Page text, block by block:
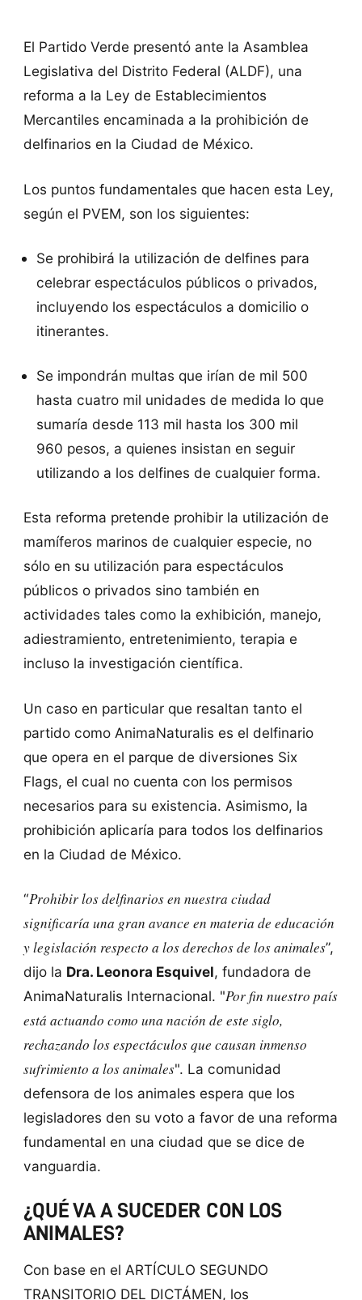
El Partido Verde presentó ante la Asamblea
Legislativa del Distrito Federal (ALDF), una
reforma a la Ley de Establecimientos
Mercantiles encaminada a la prohibición de
delfinarios en la Ciudad de México.
Los puntos fundamentales que hacen esta Ley,
según el PVEM, son los siguientes:
Se prohibirá la utilización de delfines para
celebrar espectáculos públicos o privados,
incluyendo los espectáculos a domicilio o
itinerantes.
Se impondrán multas que irían de mil 500
hasta cuatro mil unidades de medida lo que
sumaría desde 113 mil hasta los 300 mil
960 pesos, a quienes insistan en seguir
utilizando a los delfines de cualquier forma.
Esta reforma pretende prohibir la utilización de
mamíferos marinos de cualquier especie, no
sólo en su utilización para espectáculos
públicos o privados sino también en
actividades tales como la exhibición, manejo,
adiestramiento, entretenimiento, terapia e
incluso la investigación científica.
Un caso en particular que resaltan tanto el
partido como AnimaNaturalis es el delfinario
que opera en el parque de diversiones Six
Flags, el cual no cuenta con los permisos
necesarios para su existencia. Asimismo, la
prohibición aplicaría para todos los delfinarios
en la Ciudad de México.
“Prohibir los delfinarios en nuestra ciudad
significaría una gran avance en materia de educación
y legislación respecto a los derechos de los animales”,
dijo la Dra. Leonora Esquivel, fundadora de
AnimaNaturalis Internacional. "Por fin nuestro país
está actuando como una nación de este siglo,
rechazando los espectáculos que causan inmenso
sufrimiento a los animales". La comunidad
defensora de los animales espera que los
legisladores den su voto a favor de una reforma
fundamental en una ciudad que se dice de
vanguardia.
¿QUÉ VA A SUCEDER CON LOS
ANIMALES?
Con base en el ARTÍCULO SEGUNDO
TRANSITORIO DEL DICTÁMEN, los